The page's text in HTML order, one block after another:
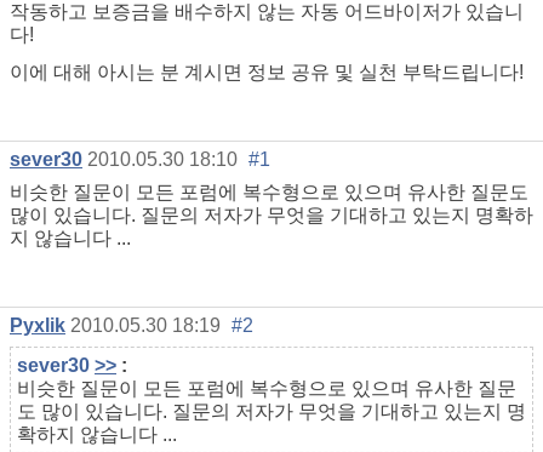
작동하고 보증금을 배수하지 않는 자동 어드바이저가 있습니
다!
이에 대해 아시는 분 계시면 정보 공유 및 실천 부탁드립니다!
sever30 2010.05.30 18:10 #1
비슷한 질문이 모든 포럼에 복수형으로 있으며 유사한 질문도
많이 있습니다. 질문의 저자가 무엇을 기대하고 있는지 명확하
지 않습니다 ...
Pyxlik 2010.05.30 18:19 #2
sever30 >> :
비슷한 질문이 모든 포럼에 복수형으로 있으며 유사한 질문
도 많이 있습니다. 질문의 저자가 무엇을 기대하고 있는지 명
확하지 않습니다 ...